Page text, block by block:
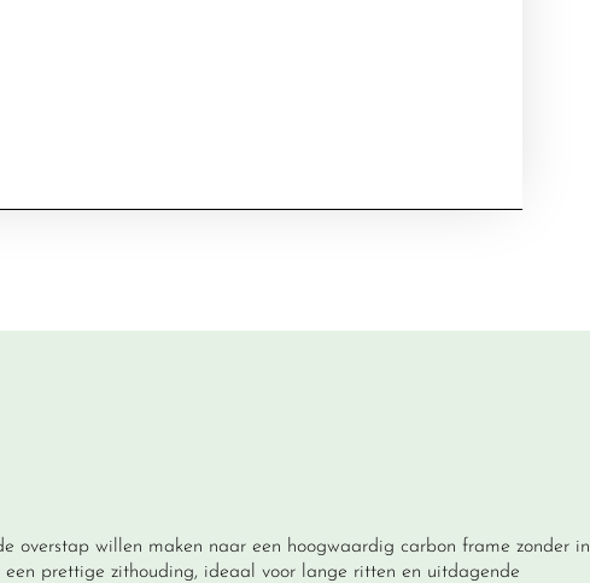
overstap willen maken naar een hoogwaardig carbon frame zonder in
prettige zithouding, ideaal voor lange ritten en uitdagende